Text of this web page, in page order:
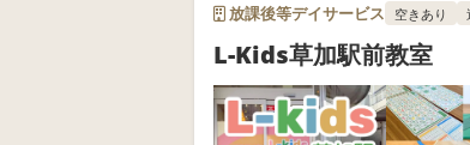
放課後等デイサービス 空きあり
L-Kids草加駅前教室